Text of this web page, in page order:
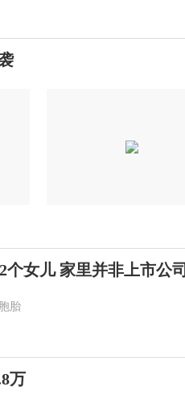
女儿 家里并非上市公司
胎
万